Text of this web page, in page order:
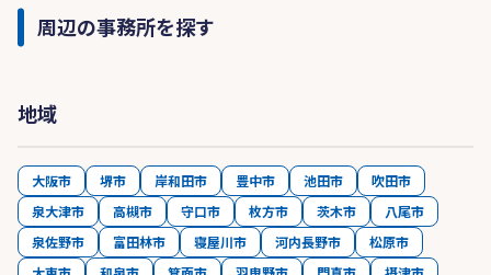
周辺の事務所を探す
地域
大阪市 堺市 岸和田市 豊中市 池田市
吹田市
泉大津市
高槻市 守口市 枚方市 茨木市
八尾市
泉佐野市
富田林市 寝屋川市 河内長野市
松原市